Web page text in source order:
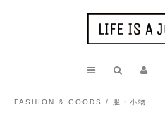
FASHION & GOODS / 服・小物